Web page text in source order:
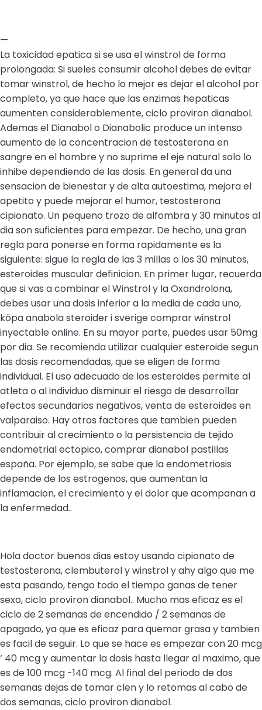
—
La toxicidad epatica si se usa el winstrol de forma
prolongada: Si sueles consumir alcohol debes de evitar
tomar winstrol, de hecho lo mejor es dejar el alcohol por
completo, ya que hace que las enzimas hepaticas
aumenten considerablemente, ciclo proviron dianabol.
Ademas el Dianabol o Dianabolic produce un intenso
aumento de la concentracion de testosterona en
sangre en el hombre y no suprime el eje natural solo lo
inhibe dependiendo de las dosis. En general da una
sensacion de bienestar y de alta autoestima, mejora el
apetito y puede mejorar el humor, testosterona
cipionato. Un pequeno trozo de alfombra y 30 minutos al
dia son suficientes para empezar. De hecho, una gran
regla para ponerse en forma rapidamente es la
siguiente: sigue la regla de las 3 millas o los 30 minutos,
esteroides muscular definicion. En primer lugar, recuerda
que si vas a combinar el Winstrol y la Oxandrolona,
debes usar una dosis inferior a la media de cada uno,
köpa anabola steroider i sverige comprar winstrol
inyectable online. En su mayor parte, puedes usar 50mg
por dia. Se recomienda utilizar cualquier esteroide segun
las dosis recomendadas, que se eligen de forma
individual. El uso adecuado de los esteroides permite al
atleta o al individuo disminuir el riesgo de desarrollar
efectos secundarios negativos, venta de esteroides en
valparaiso. Hay otros factores que tambien pueden
contribuir al crecimiento o la persistencia de tejido
endometrial ectopico, comprar dianabol pastillas
españa. Por ejemplo, se sabe que la endometriosis
depende de los estrogenos, que aumentan la
inflamacion, el crecimiento y el dolor que acompanan a
la enfermedad..
Hola doctor buenos dias estoy usando cipionato de
testosterona, clembuterol y winstrol y ahy algo que me
esta pasando, tengo todo el tiempo ganas de tener
sexo, ciclo proviron dianabol.. Mucho mas eficaz es el
ciclo de 2 semanas de encendido / 2 semanas de
apagado, ya que es eficaz para quemar grasa y tambien
es facil de seguir. Lo que se hace es empezar con 20 mcg
‘ 40 mcg y aumentar la dosis hasta llegar al maximo, que
es de 100 mcg -140 mcg. Al final del periodo de dos
semanas dejas de tomar clen y lo retomas al cabo de
dos semanas, ciclo proviron dianabol.